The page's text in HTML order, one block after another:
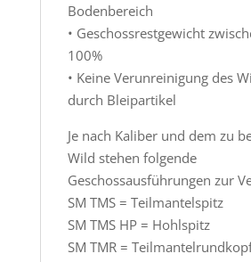
Bodenbereich
• Geschossrestgewicht
100%
• Keine Verunreinigung des
durch Bleipartikel
Je nach Kaliber und dem zu
Wild stehen folgende
Geschossausführungen zur
SM TMS = Teilmantelspitz
SM TMS HP = Hohlspitz
SM TMR =